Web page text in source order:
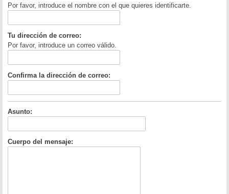
Por favor, introduce el nombre con el que quieres identificarte.
Tu dirección de correo:
Por favor, introduce un correo válido.
Confirma la dirección de correo:
Asunto:
Cuerpo del mensaje: